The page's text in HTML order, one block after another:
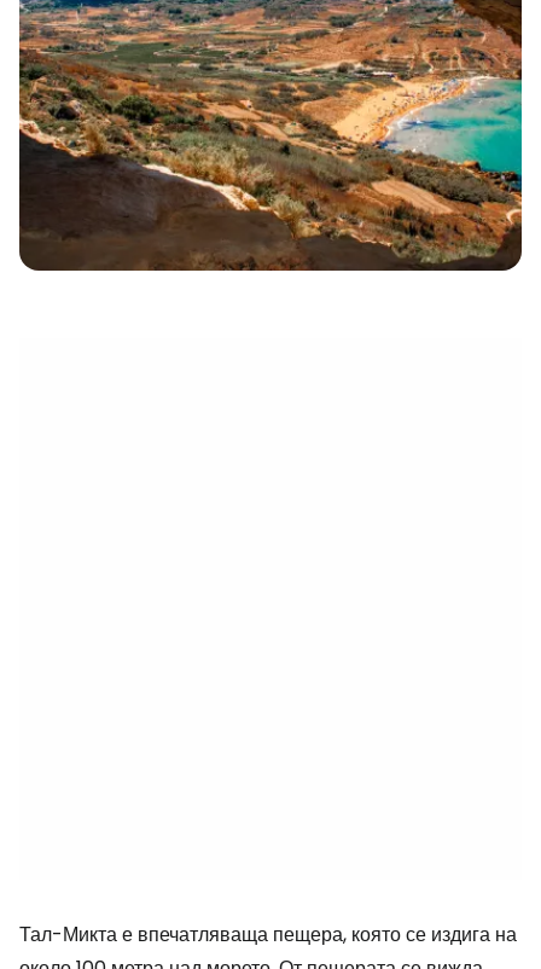
Тал-Микта е впечатляваща пещера, която се издига на